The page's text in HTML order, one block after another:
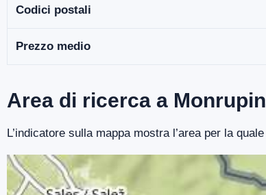
Codici postali
Prezzo medio
Area di ricerca a
L’indicatore sulla mappa mostra l’area per la